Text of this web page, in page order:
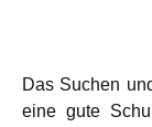
Das Suchen
eine gute